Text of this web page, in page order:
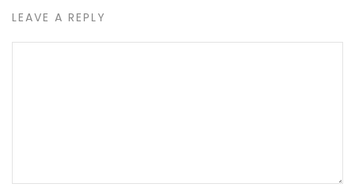
LEAVE A REPLY